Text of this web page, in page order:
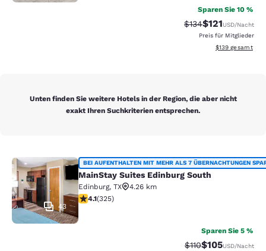
Sparen Sie 10 %
Durchgestrichener
$134Vergünstigter
$121USD/Nacht
Preis für Mitglieder
Geschätzte
$139 gesamt
Unten finden Sie weitere Hotels in der Region, die aber nicht
exakt Ihren Suchkriterien entsprechen.
MainStay Suites Edinburg South
43
BEI AUFENTHALTEN MIT MEHR ALS 7 ÜBERNACHTUNGEN
MainStay Suites Edinburg South
Edinburg, TX
4.26 km
4.1-Sterne-Bewertung. Sehr gut. 325 Bewertungen
4.1(325)
Sparen Sie 5 %
Durchgestrichener
$110Vergünstigter
$105USD/Nacht